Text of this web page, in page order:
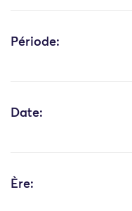
Période:
Date:
Ère: